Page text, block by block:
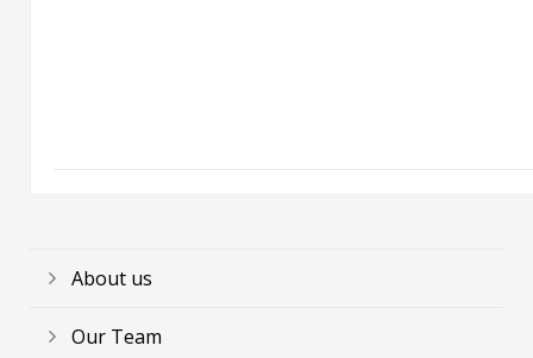
About us
Our Team